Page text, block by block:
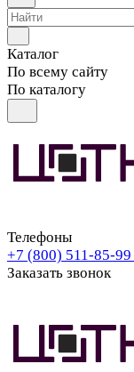
Каталог
По всему сайту
По каталогу
Телефоны
+7 (800) 511-85-99
Заказать звонок